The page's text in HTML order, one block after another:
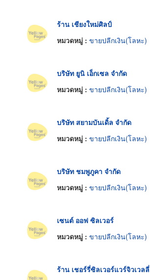
ร้าน เชียงใหม่ศิลป์
หมวดหมู่ : ขายปลีกเงิน(โลหะ)
บริษัท ยูนิ เอ็กเซล จำกัด
หมวดหมู่ : ขายปลีกเงิน(โลหะ)
บริษัท สยามบันเดิ้ล จำกัด
หมวดหมู่ : ขายปลีกเงิน(โลหะ)
บริษัท ชมพูภูคา จำกัด
หมวดหมู่ : ขายปลีกเงิน(โลหะ)
เซนต์ ออฟ ซิลเวอร์
หมวดหมู่ : ขายปลีกเงิน(โลหะ)
ร้าน เชอร์รี่ซิลเวอร์แวร์จิวเวลลี่